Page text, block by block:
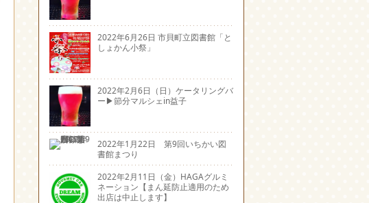
2022年6月26日 市貝町立図書館「と
しょかん小祭」
2022年2月6日（日）ケータリングバ
ー▶節分マルシェin益子
2022年1月22日 第9回いちかい図
書館まつり
2022年2月11日（金）HAGAグルミ
ネーション【まん延防止適用のため
出店は中止します】